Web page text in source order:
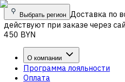
Выбрать регион Доставка по
действуют при заказе через
450 BYN
О компании
Программа лояльности
Оплата